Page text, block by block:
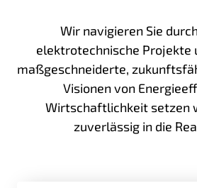
Wir navigieren Sie
elektrotechnische Projekte
maßgeschneiderte,
Visionen von
Wirtschaftlichkeit setzen
zuverlässig in die